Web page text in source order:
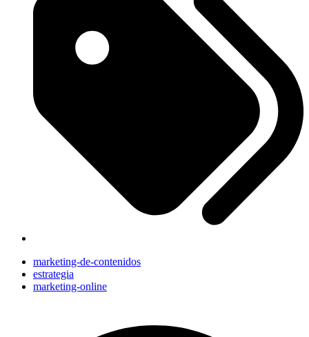
marketing-de-contenidos
estrategia
marketing-online